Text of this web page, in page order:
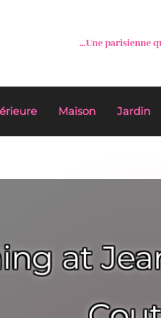
...Une parisienne
Maison Jardin
at